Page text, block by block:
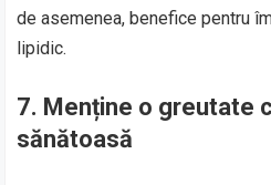
de asemenea, benefice pentru
lipidic.
7. Menține o greutate
sănătoasă